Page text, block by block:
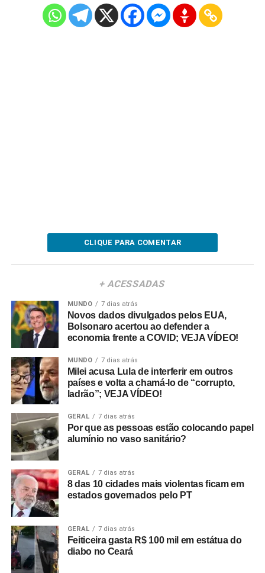
CLIQUE PARA COMENTAR
+ ACESSADAS
MUNDO 7 dias atrás
Novos dados divulgados pelos EUA,
Bolsonaro acertou ao defender a
economia frente a COVID; VEJA VÍDEO!
MUNDO 7 dias atrás
Milei acusa Lula de interferir em outros
países e volta a chamá-lo de “corrupto,
ladrão”; VEJA VÍDEO!
GERAL 7 dias atrás
Por que as pessoas estão colocando papel
alumínio no vaso sanitário?
GERAL 7 dias atrás
8 das 10 cidades mais violentas ficam em
estados governados pelo PT
GERAL 7 dias atrás
Feiticeira gasta R$ 100 mil em estátua do
diabo no Ceará